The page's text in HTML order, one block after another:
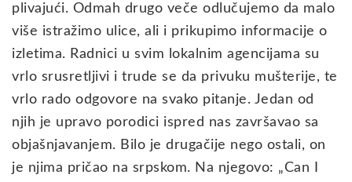
plivajući. Odmah drugo veče odlučujemo da malo
više istražimo ulice, ali i prikupimo informacije o
izletima. Radnici u svim lokalnim agencijama su
vrlo srusretljivi i trude se da privuku mušterije, te
vrlo rado odgovore na svako pitanje. Jedan od
njih je upravo porodici ispred nas završavao sa
objašnjavanjem. Bilo je drugačije nego ostali, on
je njima pričao na srpskom. Na njegovo: „Can I